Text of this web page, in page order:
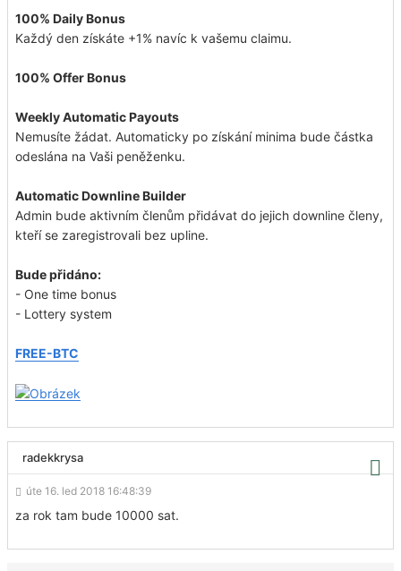
100% Daily Bonus
Každý den získáte +1% navíc k vašemu claimu.
100% Offer Bonus
Weekly Automatic Payouts
Nemusíte žádat. Automaticky po získání minima bude částka
odeslána na Vaši peněženku.
Automatic Downline Builder
Admin bude aktivním členům přidávat do jejich downline členy,
kteří se zaregistrovali bez upline.
Bude přidáno:
- One time bonus
- Lottery system
FREE-BTC
radekkrysa
úte 16. led 2018 16:48:39
za rok tam bude 10000 sat.